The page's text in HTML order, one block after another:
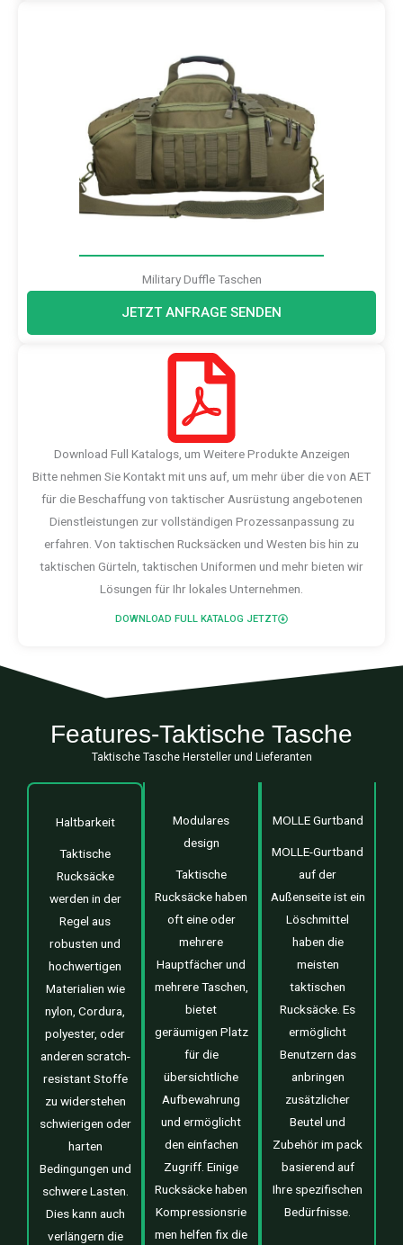
Military Duffle Taschen
JETZT ANFRAGE SENDEN
Download Full Katalogs, um Weitere Produkte Anzeigen
Bitte nehmen Sie Kontakt mit uns auf, um mehr über die von AET
für die Beschaffung von taktischer Ausrüstung angebotenen
Dienstleistungen zur vollständigen Prozessanpassung zu
erfahren. Von taktischen Rucksäcken und Westen bis hin zu
taktischen Gürteln, taktischen Uniformen und mehr bieten wir
Lösungen für Ihr lokales Unternehmen.
DOWNLOAD FULL KATALOG JETZT
Features-Taktische Tasche
Taktische Tasche Hersteller und Lieferanten
Haltbarkeit
Taktische
Rucksäcke
werden in der
Regel aus
robusten und
hochwertigen
Materialien wie
nylon, Cordura,
polyester, oder
anderen scratch-
resistant Stoffe
zu widerstehen
schwierigen oder
harten
Bedingungen und
schwere Lasten.
Dies kann auch
verlängern die
Modulares
design
Taktische
Rucksäcke haben
oft eine oder
mehrere
Hauptfächer und
mehrere Taschen,
bietet
geräumigen Platz
für die
übersichtliche
Aufbewahrung
und ermöglicht
den einfachen
Zugriff. Einige
Rucksäcke haben
Kompressionsrie
men helfen fix die
MOLLE Gurtband
MOLLE-Gurtband
auf der
Außenseite ist ein
Löschmittel
haben die
meisten
taktischen
Rucksäcke. Es
ermöglicht
Benutzern das
anbringen
zusätzlicher
Beutel und
Zubehör im pack
basierend auf
Ihre spezifischen
Bedürfnisse.